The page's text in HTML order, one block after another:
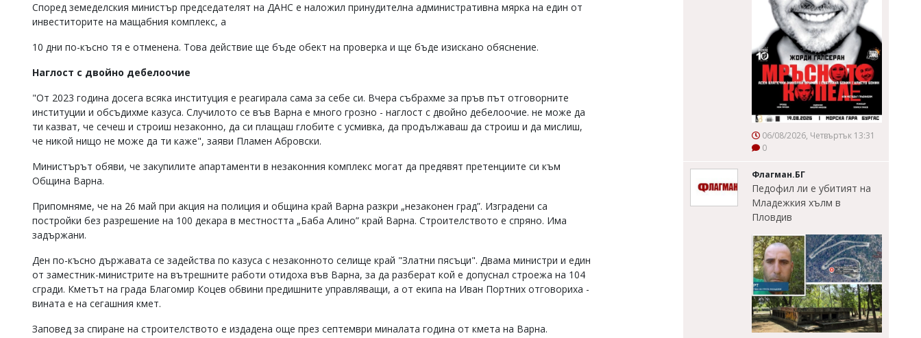
отговорност
обиден
сигнализирайте
Според земеделския министър председателят на ДАНС е наложил принудителна административна мярка на един от
инвеститорите на мащабния комплекс, а
10 дни по-късно тя е отменена. Това действие ще бъде обект на проверка и ще бъде изискано обяснение.
Наглост с двойно дебелоочие
"От 2023 година досега всяка институция е реагирала сама за себе си. Вчера събрахме за пръв път отговорните
институции и обсъдихме казуса. Случилото се във Варна е много грозно - наглост с двойно дебелоочие. не може да
ти казват, че сечеш и строиш незаконно, да си плащаш глобите с усмивка, да продължаваш да строиш и да мислиш,
че никой нищо не може да ти каже", заяви Пламен Абровски.
Министърът обяви, че закупилите апартаменти в незаконния комплекс могат да предявят претенциите си към
Община Варна.
Припомняме, че на 26 май при акция на полиция и община край Варна разкри „незаконен град”. Изградени са
постройки без разрешение на 100 декара в местността „Баба Алино” край Варна. Строителството е спряно. Има
задържани.
Ден по-късно държавата се задейства по казуса с незаконното селище край "Златни пясъци". Двама министри и един
от заместник-министрите на вътрешните работи отидоха във Варна, за да разберат кой е допуснал строежа на 104
сгради. Кметът на града Благомир Коцев обвини предишните управляващи, а от екипа на Иван Портних отговориха -
вината е на сегашния кмет.
Заповед за спиране на строителството е издадена още през септември миналата година от кмета на Варна.
06/08/2026, Четвъртък 13:31
0
Флагман.БГ
Педофил ли е убитият на
Младежкия хълм в
Пловдив